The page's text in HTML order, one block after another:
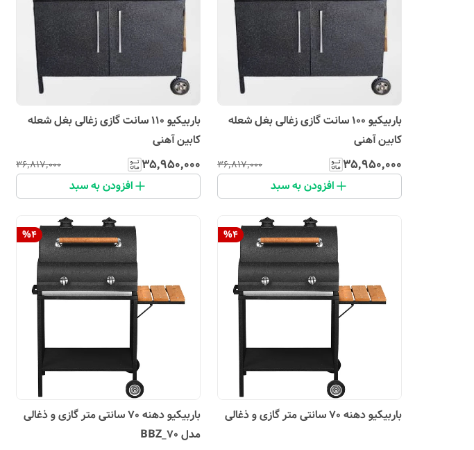
باربیکیو 100 سانت گازی زغالی بغل شعله
کابین آهنی
۳۵٬۹۵۰٬۰۰۰ ۳۶٬۸۱۷٬۰۰۰
افزودن به سبد
باربیکیو 110 سانت گازی زغالی بغل شعله
کابین آهنی
۳۵٬۹۵۰٬۰۰۰ ۳۶٬۸۱۷٬۰۰۰
افزودن به سبد
%4
باربیکیو دهنه 70 سانتی متر گازی و ذغالی
%4
باربیکیو دهنه 70 سانتی متر گازی و ذغالی
مدل BBZ_70